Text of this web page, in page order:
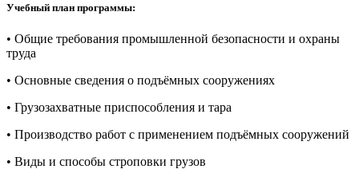
Учебный план программы:
• Общие требования промышленной безопасности и охраны
труда
• Основные сведения о подъёмных сооружениях
• Грузозахватные приспособления и тара
• Производство работ с применением подъёмных сооружений
• Виды и способы строповки грузов